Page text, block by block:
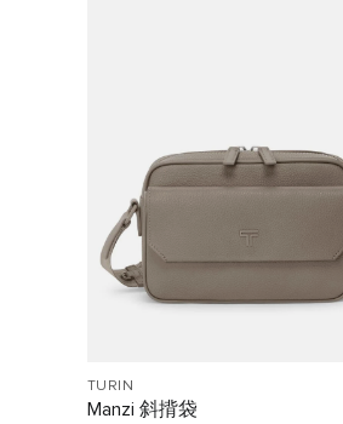
TURIN
Manzi 斜揹袋